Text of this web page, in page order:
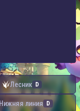
Лесник D
Нижняя линия D